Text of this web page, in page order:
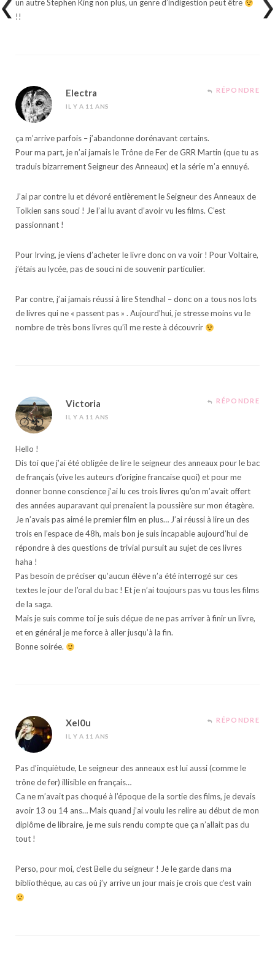
un autre Stephen King non plus, un genre d’indigestion peut être
!!
Electra
IL Y A 11 ANS
RÉPONDRE
ça m’arrive parfois – j’abandonne dorénavant certains.
Pour ma part, je n’ai jamais le Trône de Fer de GRR Martin (que tu as
traduis bizarrement Seigneur des Anneaux) et la série m’a ennuyé.
J’ai par contre lu et dévoré entièrement le Seigneur des Anneaux de
Tolkien sans souci ! Je l’ai lu avant d’avoir vu les films. C’est
passionnant !
Pour Irving, je viens d’acheter le livre donc on va voir ! Pour Voltaire,
j’étais au lycée, pas de souci ni de souvenir particulier.
Par contre, j’ai jamais réussi à lire Stendhal – donc on a tous nos lots
de livres qui ne « passent pas » . Aujourd’hui, je stresse moins vu le
nombre de très bons livres qu’il me reste à découvrir
Victoria
IL Y A 11 ANS
RÉPONDRE
Hello !
Dis toi que j’ai été obligée de lire le seigneur des anneaux pour le bac
de français (vive les auteurs d’origine francaise quoi) et pour me
donner bonne conscience j’ai lu ces trois livres qu’on m’avait offert
des années auparavant qui prenaient la poussière sur mon étagère.
Je n’avais pas aimé le premier film en plus… J’ai réussi à lire un des
trois en l’espace de 48h, mais bon je suis incapable aujourd’hui de
répondre à des questions de trivial pursuit au sujet de ces livres
haha !
Pas besoin de préciser qu’aucun élève n’a été interrogé sur ces
textes le jour de l’oral du bac ! Et je n’ai toujours pas vu tous les films
de la saga.
Mais je suis comme toi je suis déçue de ne pas arriver à finir un livre,
et en général je me force à aller jusqu’à la fin.
Bonne soirée.
Xel0u
IL Y A 11 ANS
RÉPONDRE
Pas d’inquiètude, Le seigneur des anneaux est lui aussi (comme le
trône de fer) illisible en français…
Ca ne m’avait pas choqué à l’époque de la sortie des films, je devais
avoir 13 ou 14 ans… Mais quand j’ai voulu les relire au début de mon
diplôme de libraire, je me suis rendu compte que ça n’allait pas du
tout !
Perso, pour moi, c’est Belle du seigneur ! Je le garde dans ma
bibliothèque, au cas où j’y arrive un jour mais je crois que c’est vain